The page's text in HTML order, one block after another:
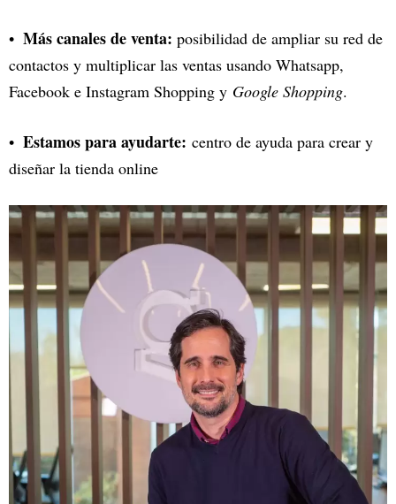
Más canales de venta: posibilidad de ampliar su red de
contactos y multiplicar las ventas usando Whatsapp,
Facebook e Instagram Shopping y Google Shopping.
Estamos para ayudarte: centro de ayuda para crear y
diseñar la tienda online